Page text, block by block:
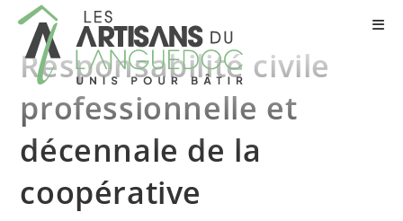
Responsabilité civile
professionnelle et
décennale de la
coopérative